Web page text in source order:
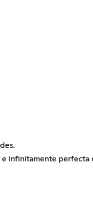
infinitamente perfecta